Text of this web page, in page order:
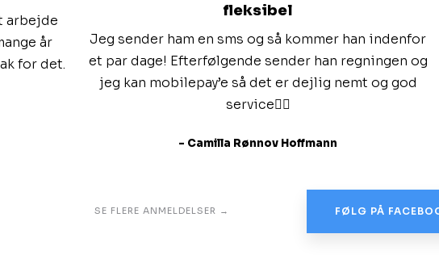
arbejde
år
for det.
fleksibel
Jeg sender ham en sms og så kommer han indenfor
et par dage! Efterfølgende sender han regningen og
jeg kan mobilepay’e så det er dejlig nemt og god
service👌🏼
- Camilla Rønnov Hoffmann
SE FLERE ANMELDELSER → FØLG PÅ